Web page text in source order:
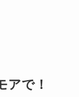
アで！